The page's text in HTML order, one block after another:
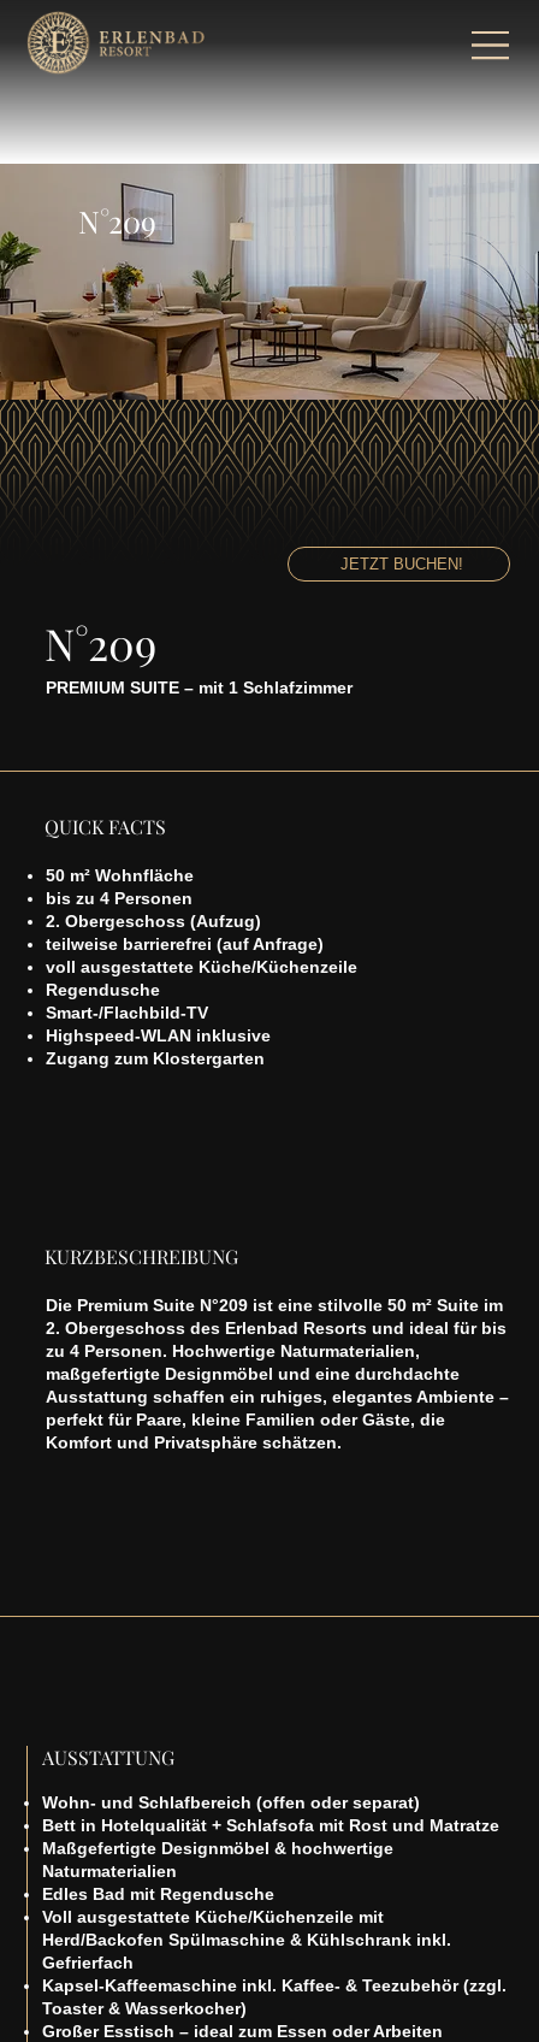
N°209
JETZT BUCHEN!
N°209
PREMIUM SUITE – mit 1 Schlafzimmer
QUICK FACTS
50 m² Wohnfläche
bis zu 4 Personen
2. Obergeschoss (Aufzug)
teilweise barrierefrei (auf Anfrage)
voll ausgestattete Küche/Küchenzeile
Regendusche
Smart-/Flachbild-TV
Highspeed-WLAN inklusive
Zugang zum Klostergarten
KURZBESCHREIBUNG
Die Premium Suite N°209 ist eine stilvolle 50 m² Suite im
2. Obergeschoss des Erlenbad Resorts und ideal für bis
zu 4 Personen. Hochwertige Naturmaterialien,
maßgefertigte Designmöbel und eine durchdachte
Ausstattung schaffen ein ruhiges, elegantes Ambiente –
perfekt für Paare, kleine Familien oder Gäste, die
Komfort und Privatsphäre schätzen.
AUSSTATTUNG
Wohn- und Schlafbereich (offen oder separat)
Bett in Hotelqualität + Schlafsofa mit Rost und Matratze
Maßgefertigte Designmöbel & hochwertige
Naturmaterialien
Edles Bad mit Regendusche
Voll ausgestattete Küche/Küchenzeile mit
Herd/Backofen Spülmaschine & Kühlschrank inkl.
Gefrierfach
Kapsel-Kaffeemaschine inkl. Kaffee- & Teezubehör (zzgl.
Toaster & Wasserkocher)
Großer Esstisch – ideal zum Essen oder Arbeiten